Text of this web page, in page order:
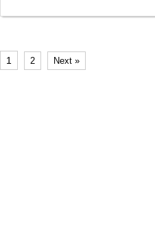
1 2 Next »